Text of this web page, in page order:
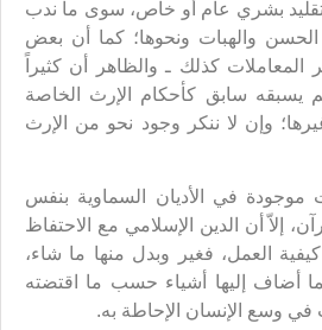
تقليد بشري عام أو خاص، سوى ما ندب
الحسن والهبات ونحوها؛ كما أن بعض
المعاملات كذلك ـ والظاهر أن كثيراً
يسبقه سابق كأحكام الإرث الخاصة
وإن لا ننكر وجود نحو من الإرث
موجودة في الأديان السماوية بنفس
إلاّ أن الدين الإسلامي مع الاحتفاظ
العمل، فغير وبدل منها ما شاء،
أضاف إليها أشياء حسب ما اقتضته
في وسع الإنسان الإحاطة به.